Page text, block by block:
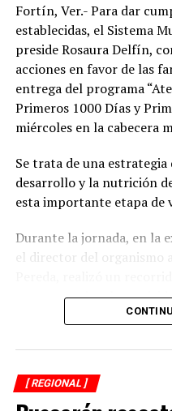
Fortín, Ver.- Para dar
establecidas, el Sistema
preside Rosaura Delfín,
acciones en favor de las
entrega del programa
Primeros 1000 Días y
miércoles en la cabecera
Se trata de una
desarrollo y la nutrición
esta importante etapa de
Durante la jornada, en la
el director del organismo
para supervisar las
de Plan Alimentario,
beneficio a la población
y el desarrollo de las
[ REGIONAL ]